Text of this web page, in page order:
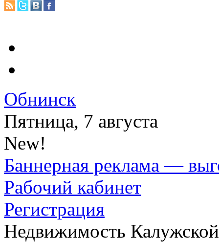
Обнинск
Пятница, 7 августа
New!
Баннерная реклама —
Рабочий кабинет
Регистрация
Недвижимость